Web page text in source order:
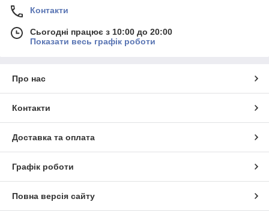
Контакти
Сьогодні працює з 10:00 до 20:00
Показати весь графік роботи
Про нас
Контакти
Доставка та оплата
Графік роботи
Повна версія сайту